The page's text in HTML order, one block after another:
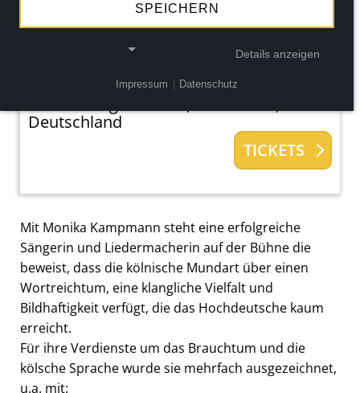
Tickets ab 30,80 €
Ermäßigung verfügbar
Deutschland
TICKETS
Mit Monika Kampmann steht eine erfolgreiche
Sängerin und Liedermacherin auf der Bühne die
beweist, dass die kölnische Mundart über einen
Wortreichtum, eine klangliche Vielfalt und
Bildhaftigkeit verfügt, die das Hochdeutsche kaum
erreicht.
Für ihre Verdienste um das Brauchtum und die
kölsche Sprache wurde sie mehrfach ausgezeichnet,
u.a. mit:
SPEICHERN
Details anzeigen
Notwendige Cookies ermöglichen grundlegende
Funktionen und sind für die einwandfreie Funktion
Name:
cookie_consent
Zweck:
Dieser Cookie speichert die ausgewählten
Einverständnis-Optionen des Benutzers
Cookie Laufzeit:
1 Jahr
Impressum Datenschutz